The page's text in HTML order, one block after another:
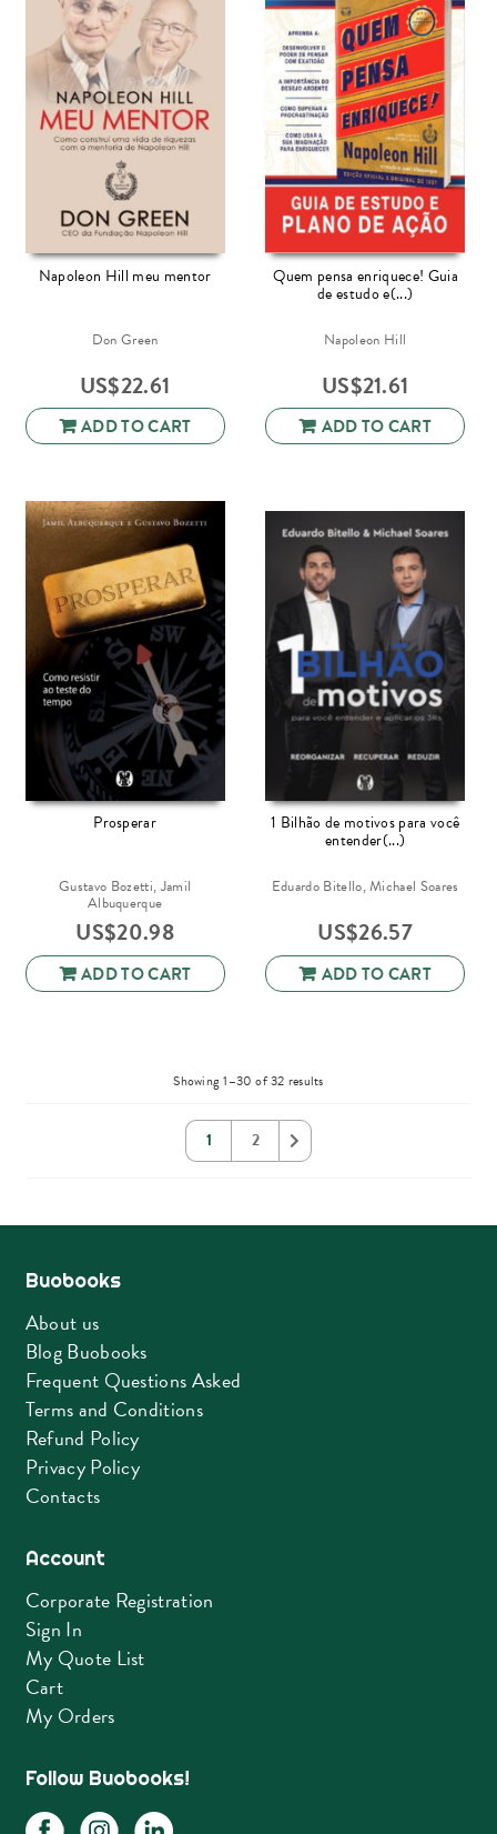
Napoleon Hill meu mentor
Don Green
US$22.61
ADD TO CART
Quem pensa enriquece! Guia
de estudo e(...)
Napoleon Hill
US$21.61
ADD TO CART
Prosperar
Gustavo Bozetti, Jamil
Albuquerque
US$20.98
ADD TO CART
1 Bilhão de motivos para você
entender(...)
Eduardo Bitello, Michael Soares
US$26.57
ADD TO CART
Showing 1–30 of 32 resultsSorted
1 2
Buobooks
About us
Blog Buobooks
Frequent Questions Asked
Terms and Conditions
Refund Policy
Privacy Policy
Contacts
Account
Corporate Registration
Sign In
My Quote List
Cart
My Orders
Follow Buobooks!